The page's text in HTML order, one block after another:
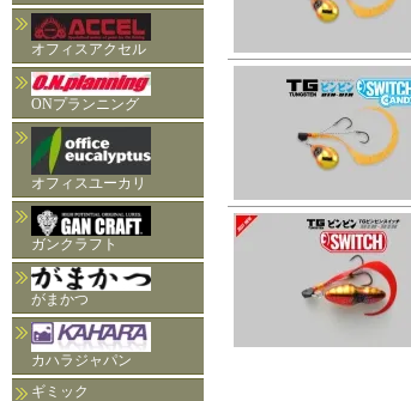
オフィスアクセル
ONプランニング
オフィスユーカリ
ガンクラフト
がまかつ
カハラジャパン
ギミック